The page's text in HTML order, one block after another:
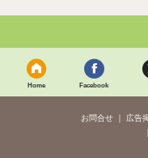
Home Facebook
お問合せ 広告